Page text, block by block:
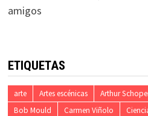
amigos
ETIQUETAS
arte Artes escénicas Arthur
Bob Mould
Carmen Viñolo